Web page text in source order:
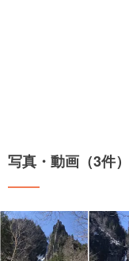
写真・動画（3件）